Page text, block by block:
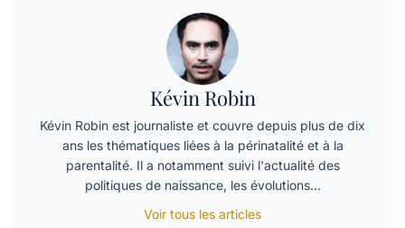
Kévin Robin
Kévin Robin est journaliste et couvre depuis plus de dix
ans les thématiques liées à la périnatalité et à la
parentalité. Il a notamment suivi l'actualité des
politiques de naissance, les évolutions…
Voir tous les articles